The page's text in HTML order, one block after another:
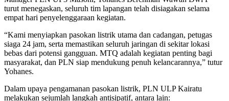
turut menegaskan, seluruh tim lapangan telah disiagakan selama
empat hari penyelenggaraan kegiatan.
“Kami menyiapkan pasokan listrik utama dan cadangan, petugas
siaga 24 jam, serta memastikan seluruh jaringan di sekitar lokasi
bebas dari potensi gangguan. MTQ adalah kegiatan penting bagi
masyarakat, dan PLN siap mendukung penuh kelancarannya,” tutur
Yohanes.
Dalam upaya pengamanan pasokan listrik, PLN ULP Kairatu
melakukan sejumlah langkah antisipatif, antara lain: